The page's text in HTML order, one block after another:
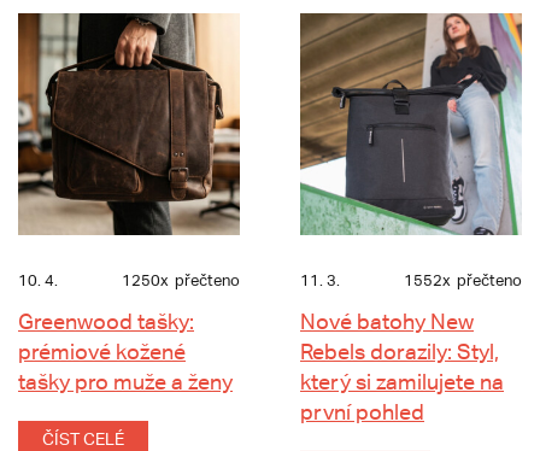
10. 4. 1250x přečteno
Greenwood tašky:
prémiové kožené
tašky pro muže a ženy
ČÍST CELÉ
11. 3. 1552x přečteno
Nové batohy New
Rebels dorazily: Styl,
který si zamilujete na
první pohled